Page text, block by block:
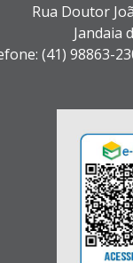
Rua Doutor
Jandaia
(41) 98863-